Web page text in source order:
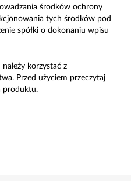
środków ochrony
tych środków pod
spółki o dokonaniu wpisu
korzystać z
Przed użyciem przeczytaj
produktu.